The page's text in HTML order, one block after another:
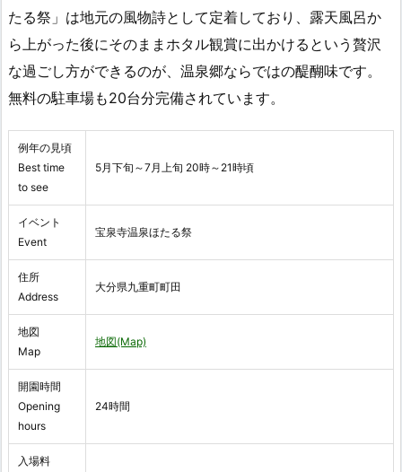
たる祭」は地元の風物詩として定着しており、露天風呂か
ら上がった後にそのままホタル観賞に出かけるという贅沢
な過ごし方ができるのが、温泉郷ならではの醍醐味です。
無料の駐車場も20台分完備されています。
例年の見頃
Best time
to see
5月下旬～7月上旬 20時～21時頃
イベント
Event
宝泉寺温泉ほたる祭
住所
Address
大分県九重町町田
地図
Map
地図(Map)
開園時間
Opening
hours
24時間
入場料